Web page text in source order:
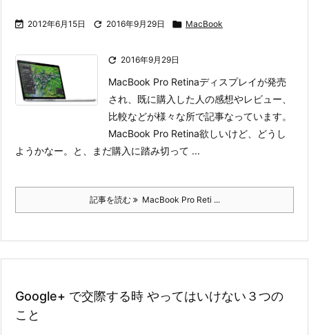
 2012年6月15日  2016年9月29日  MacBook
 2016年9月29日
MacBook Pro Retinaディスプレイが発売
され、既に購入した人の感想やレビュー、
比較などが様々な所で記事なっています。
MacBook Pro Retina欲しいけど、どうし
ようかなー。と、まだ購入に踏み切って ...
記事を読む MacBook Pro Reti ...
Google+ で交際する時 やってはいけない３つの
こと